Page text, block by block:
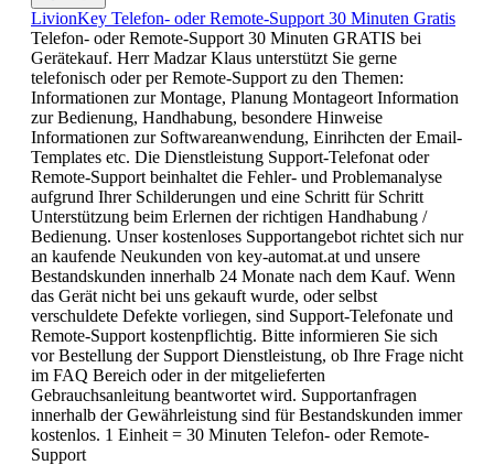
LivionKey Telefon- oder Remote-Support 30 Minuten Gratis
Telefon- oder Remote-Support 30 Minuten GRATIS bei
Gerätekauf. Herr Madzar Klaus unterstützt Sie gerne
telefonisch oder per Remote-Support zu den Themen:
Informationen zur Montage, Planung Montageort Information
zur Bedienung, Handhabung, besondere Hinweise
Informationen zur Softwareanwendung, Einrihcten der Email-
Templates etc. Die Dienstleistung Support-Telefonat oder
Remote-Support beinhaltet die Fehler- und Problemanalyse
aufgrund Ihrer Schilderungen und eine Schritt für Schritt
Unterstützung beim Erlernen der richtigen Handhabung /
Bedienung. Unser kostenloses Supportangebot richtet sich nur
an kaufende Neukunden von key-automat.at und unsere
Bestandskunden innerhalb 24 Monate nach dem Kauf. Wenn
das Gerät nicht bei uns gekauft wurde, oder selbst
verschuldete Defekte vorliegen, sind Support-Telefonate und
Remote-Support kostenpflichtig. Bitte informieren Sie sich
vor Bestellung der Support Dienstleistung, ob Ihre Frage nicht
im FAQ Bereich oder in der mitgelieferten
Gebrauchsanleitung beantwortet wird. Supportanfragen
innerhalb der Gewährleistung sind für Bestandskunden immer
kostenlos. 1 Einheit = 30 Minuten Telefon- oder Remote-
Support